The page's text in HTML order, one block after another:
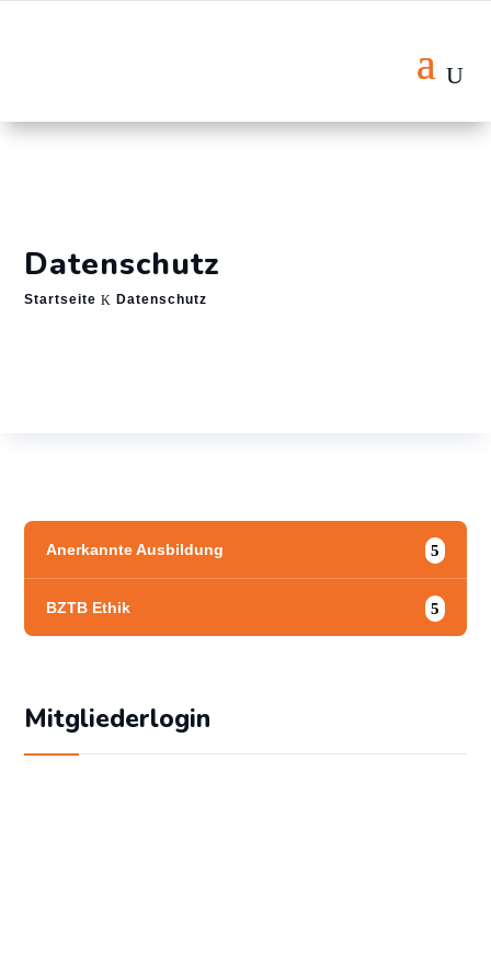
Datenschutz
Startseite K Datenschutz
Anerkannte Ausbildung
BZTB Ethik
Mitgliederlogin